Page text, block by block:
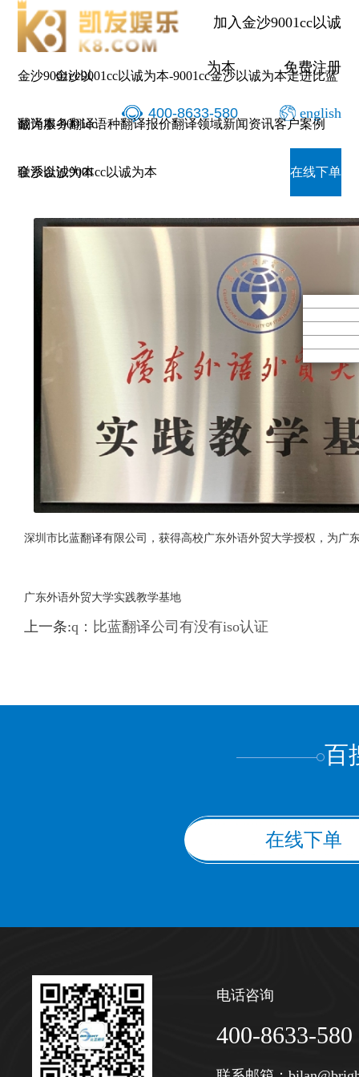
加入金沙9001cc以诚
为本 免费注册
400-8633-580 english
金沙9001cc以
诚为本-9001cc
金沙以诚为本
金沙9001cc以诚为本-9001cc金沙以诚为本走进比蓝
翻译服务翻译语种翻译报价翻译领域新闻资讯客户案例
联系金沙9001cc以诚为本 在线下单
广东
广东外语外贸大学实践教学基地
深圳市比蓝翻译有限公司，获得高校广东外语外贸大学授权，为广
广东外语外贸大学实践教学基地
上一条:q：比蓝翻译公司有没有iso认证
百
在线下单
电话咨询
400-8633-580